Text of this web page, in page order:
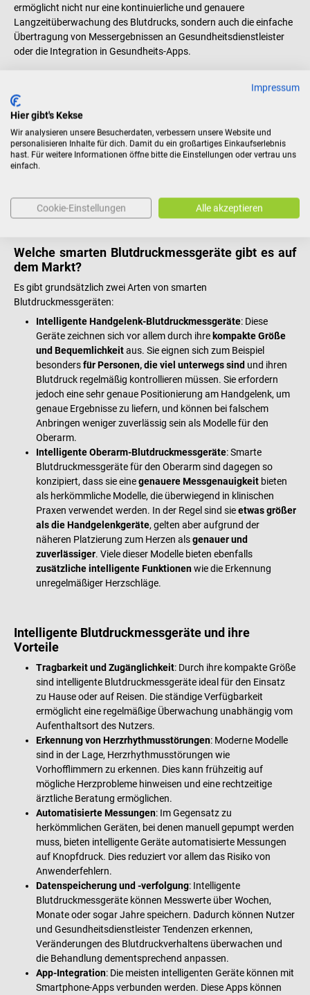
ermöglicht nicht nur eine kontinuierliche und genauere
Langzeitüberwachung des Blutdrucks, sondern auch die einfache
Übertragung von Messergebnissen an Gesundheitsdienstleister
oder die Integration in Gesundheits-Apps.
Klassische und moderne Blutdruckmessgeräte –
welche Unterschiede gibt’s?
Währendherkömmliche Blutdruckmessgeräte meist manuell
bedientwerden und für genaue Messungen oft geschulte
Anwender benötigen, bietenintelligente Blutdruckmessgeräte
automatisierte Messungen
hilfreiche Zusatzfunktionen
Bluetooth unterschiedlichen Nutzern oder Apps zur Verfügung
stellen.
Welche smarten Blutdruckmessgeräte gibt es auf
dem Markt?
Es gibt grundsätzlich zwei Arten von smarten
Blutdruckmessgeräten:
Intelligente Handgelenk-Blutdruckmessgeräte: Diese
Geräte zeichnen sich vor allem durch ihre kompakte Größe
und Bequemlichkeitaus. Sie eignen sich zum Beispiel
besondersfür Personen, die viel unterwegs sind und ihren
Blutdruck regelmäßig kontrollieren müssen. Sie erfordern
jedoch eine sehr genaue Positionierung am Handgelenk, um
genaue Ergebnisse zu liefern, und können bei falschem
Anbringen weniger zuverlässig sein als Modelle für den
Oberarm.
Intelligente Oberarm-Blutdruckmessgeräte: Smarte
Blutdruckmessgeräte für den Oberarm sind dagegen so
konzipiert, dass sie einegenauere Messgenauigkeit bieten
als herkömmliche Modelle, die überwiegend in klinischen
Praxen verwendet werden. In der Regel sind sieetwas größer
als die Handgelenkgeräte, gelten aber aufgrund der
näheren Platzierung zum Herzen alsgenauer und
zuverlässiger. Viele dieser Modelle bieten ebenfalls
zusätzliche intelligente Funktionenwie die Erkennung
unregelmäßiger Herzschläge.
Intelligente Blutdruckmessgeräte und ihre
Vorteile
Tragbarkeit und Zugänglichkeit: Durch ihre kompakte Größe
sind intelligente Blutdruckmessgeräte ideal für den Einsatz
zu Hause oder auf Reisen. Die ständige Verfügbarkeit
ermöglicht eine regelmäßige Überwachung unabhängig vom
Aufenthaltsort des Nutzers.
Erkennung von Herzrhythmusstörungen: Moderne Modelle
sind in der Lage, Herzrhythmusstörungen wie
Vorhofflimmern zu erkennen. Dies kann frühzeitig auf
mögliche Herzprobleme hinweisen und eine rechtzeitige
ärztliche Beratung ermöglichen.
Automatisierte Messungen: Im Gegensatz zu
herkömmlichen Geräten, bei denen manuell gepumpt werden
muss, bieten intelligente Geräte automatisierte Messungen
auf Knopfdruck. Dies reduziert vor allem das Risiko von
Anwenderfehlern.
Datenspeicherung und -verfolgung: Intelligente
Blutdruckmessgeräte können Messwerte über Wochen,
Monate oder sogar Jahre speichern. Dadurch können Nutzer
und Gesundheitsdienstleister Tendenzen erkennen,
Veränderungen des Blutdruckverhaltens überwachen und
die Behandlung dementsprechend anpassen.
App-Integration: Die meisten intelligenten Geräte können mit
Smartphone-Apps verbunden werden. Diese Apps können
Impressum
Hier gibt's Kekse
Wir analysieren unsere Besucherdaten, verbessern unsere Website und
personalisieren Inhalte für dich. Damit du ein großartiges Einkaufserlebnis
hast. Für weitere Informationen öffne bitte die Einstellungen oder vertrau uns
einfach.
Cookie-Einstellungen Alle akzeptieren